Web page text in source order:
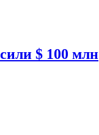
$ 100 млн